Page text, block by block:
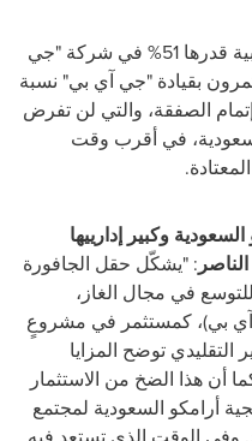
وستملك أرامكو السعودية حصة أغلبية قدرها 51% في شركة "جي
بقيادة "جي آي بي" نسبة
إتمام الصفقة، والتي لن تفرض
في أقرب وقت
وكبير إدارييها
: "يشكّل حقل الجافورة
في مجال الغاز،
آي بي)، كمستثمر في مشروعٍ
توضح المزايا
أن هذا الضخ من الاستثمار
أرامكو السعودية لمجتمع